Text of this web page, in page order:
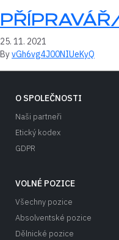
25. 11. 2021
ByvGh6vg4J00NIUeKyQ
O SPOLEČNOSTI
Naši partneři
Etický kodex
GDPR
VOLNÉ POZICE
Všechny pozice
Absolventské pozice
Dělnické pozice